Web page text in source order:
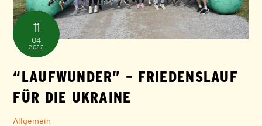
11
04
2022
“LAUFWUNDER” – FRIEDENSLAUF
FÜR DIE UKRAINE
Allgemein